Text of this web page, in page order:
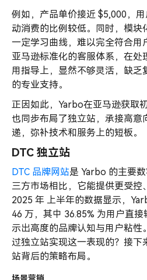
例如，产品单价接近 $5,000，
动消费的比例较低。同时，模块
一定学习曲线，难以完全符合用
亚马逊标准化的客服体系，在处
用指导上，显然不够灵活，缺乏
的专业支持。
正因如此，Yarbo在亚马逊获取
也同步布局了独立站，承接高意
递，弥补技术和服务上的短板。
DTC 独立站
DTC 品牌网站是 Yarbo 的主要
三方市场相比，它能提供更受控
2025 年 上半年的数据显示，
46 万，其中 36.85% 为用户直
示出高度的品牌认知与用户粘性
过独立站实现这一表现的？接下
站背后的策略布局。
场景营销